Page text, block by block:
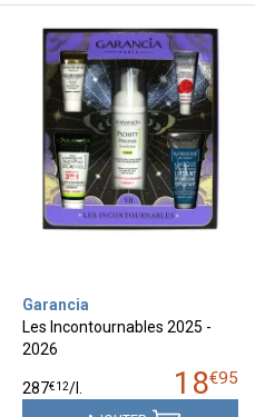
Garancia
Les Incontournables 2025 -
2026
18€95
287€12/